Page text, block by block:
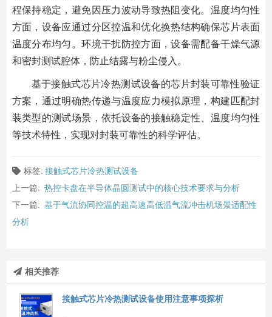
程保持稳定，避免因压力波动导致热阻变化。温度均匀性
方面，设备应通过分区控温和优化换热结构确保芯片表面
温度分布均匀。环境干扰防控方面，设备需配备干燥气源
和密封测试腔体，防止结露与粉尘侵入。
基于接触式芯片冷热测试设备的芯片封装可靠性验证
方案，通过明确热传递与温度应力模拟原理，构建匹配封
装类型的测试场景，依托设备的接触稳定性、温度均匀性
等技术特性，实现对封装可靠性的科学评估。
标签: 接触式芯片冷热测试设备
上一篇: 热控卡盘在半导体晶圆测试中的核心技术要求与分析
下一篇: 基于气流协同控温的超高速高低温气流冲击机场景适配性
分析
相关推荐
接触式芯片冷热测试设备使用注意事项探析